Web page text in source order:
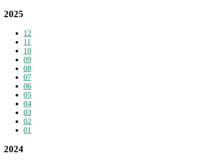
2025
12
11
10
09
08
07
06
05
04
03
02
01
2024